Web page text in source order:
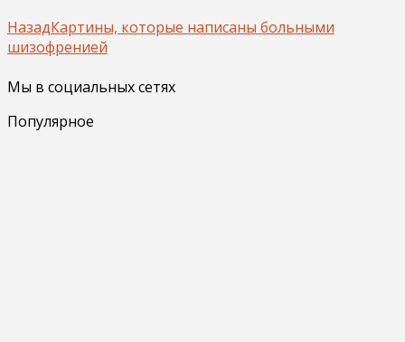
НазадКартины, которые написаны больными
шизофренией
Мы в социальных сетях
Популярное